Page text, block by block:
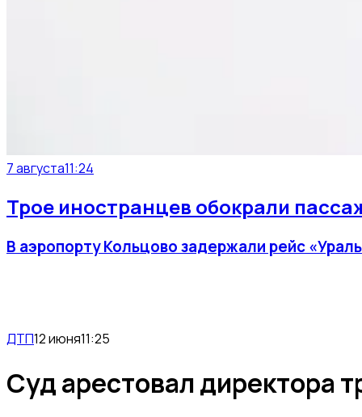
7 августа11:24
Трое иностранцев обокрали
В аэропорту Кольцово задержали рейс
ДТП12 июня11:25
Суд арестовал директора